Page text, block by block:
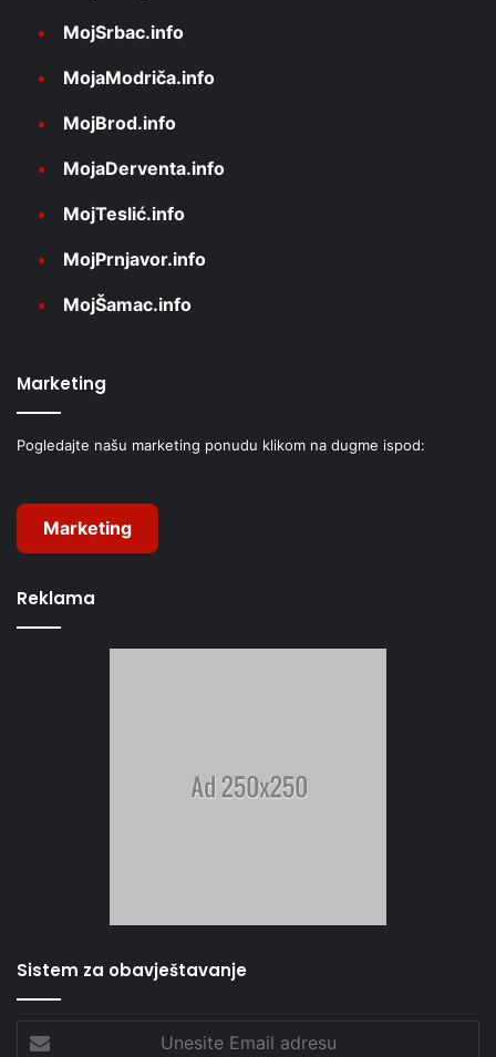
MojSrbac.info
MojaModriča.info
MojBrod.info
MojaDerventa.info
MojTeslić.info
MojPrnjavor.info
MojŠamac.info
Marketing
Pogledajte našu marketing ponudu klikom na dugme ispod:
Marketing
Reklama
Sistem za obavještavanje
Unesite